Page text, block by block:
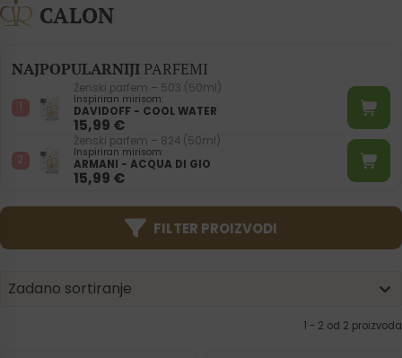
CALON
NAJPOPULARNIJIPARFEMI
Ženski parfem – 503 (50ml)
Inspiriran mirisom:
DAVIDOFF - COOL WATER
15,99 €
Ženski parfem – 824 (50ml)
Inspiriran mirisom:
ARMANI - ACQUA DI GIO
15,99 €
FILTER PROIZVODI
Product | Sorting
Sort content
Zadano sortiranje
Sort content
1 - 2 od 2 proizvoda